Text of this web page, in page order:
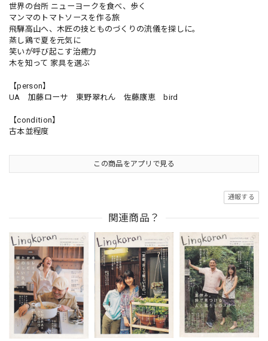
世界の台所 ニューヨークを食べ、歩く
マンマのトマトソースを作る旅
飛騨高山へ、木匠の技とものづくりの流儀を探しに。
蒸し鶏で夏を元気に
笑いが呼び起こす治癒力
木を知って 家具を選ぶ
【person】
UA 加藤ローサ 東野翠れん 佐藤康恵 bird
【condition】
古本並程度
この商品をアプリで見る
通報する
関連商品？